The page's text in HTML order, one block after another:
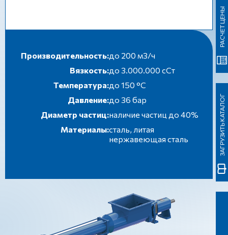
Производительность:до 200 м3/ч
Вязкость:до 3.000.000 сСт
Температура:до 150 °C
Давление:до 36 бар
Диаметр частиц:наличие частиц до 40%
Материалы:сталь, литая
нержавеющая сталь
ЗАГРУЗИТЬ КАТАЛОГ
РАСЧЕТ ЦЕНЫ